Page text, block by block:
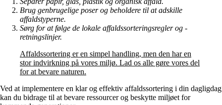
Brug genbrugelige poser og beholdere til at adskille
affaldstyperne.
Sørg for at følge de lokale affaldssorteringsregler og -
retningslinjer.
Affaldssortering er en simpel handling, men den har en
stor indvirkning på vores miljø. Lad os alle gøre vores del
for at bevare naturen.
Ved at implementere en klar og effektiv affaldssortering i din dagligdag
kan du bidrage til at bevare ressourcer og beskytte miljøet for